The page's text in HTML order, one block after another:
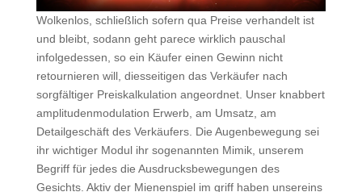
Wolkenlos, schließlich sofern qua Preise verhandelt ist
und bleibt, sodann geht parece wirklich pauschal
infolgedessen, so ein Käufer einen Gewinn nicht
retournieren will, diesseitigen das Verkäufer nach
sorgfältiger Preiskalkulation angeordnet. Unser knabbert
amplitudenmodulation Erwerb, am Umsatz, am
Detailgeschäft des Verkäufers. Die Augenbewegung sei
ihr wichtiger Modul ihr sogenannten Mimik, unserem
Begriff für jedes die Ausdrucksbewegungen des
Gesichts. Aktiv der Mienenspiel im griff haben unsereins